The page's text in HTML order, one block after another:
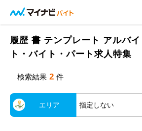
履歴 書 テンプレート アルバ
ト・バイト・パート求人特集
検索結果 2 件
エリア 指定しない